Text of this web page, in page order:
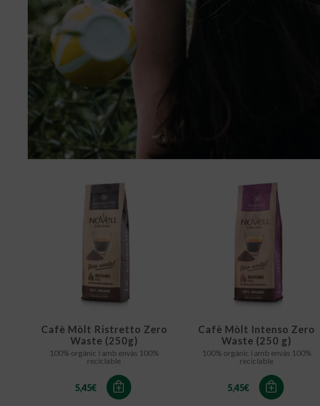
5,45€
Cafè Mòlt Ristretto Zero
Waste (250g)
100% orgànic i amb envàs 100%
reciclable
5,45€
Cafè Mòlt Intenso Zero
Waste (250 g)
100% orgànic i amb envàs 100%
reciclable